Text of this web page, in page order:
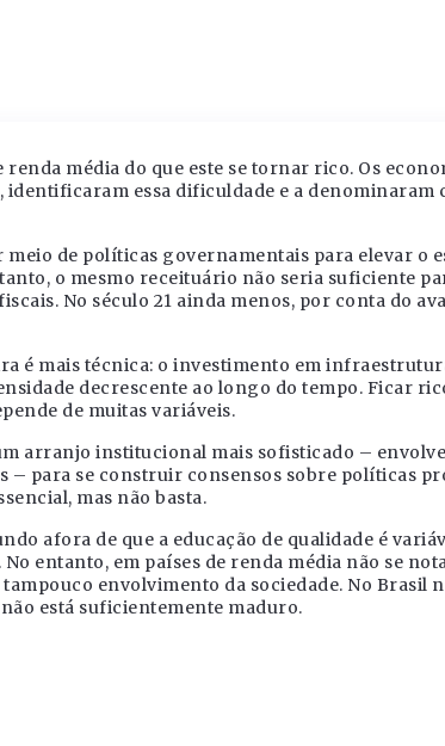
média do que este se tornar rico. Os
essa dificuldade e a denominaram
de políticas governamentais para elevar o
o mesmo receituário não seria suficiente
No século 21 ainda menos, por conta do
é mais técnica: o investimento em
decrescente ao longo do tempo. Ficar
de muitas variáveis.
arranjo institucional mais sofisticado –
– para se construir consensos sobre políticas
mas não basta.
afora de que a educação de qualidade é
entanto, em países de renda média não se
envolvimento da sociedade. No Brasil
está suficientemente maduro.